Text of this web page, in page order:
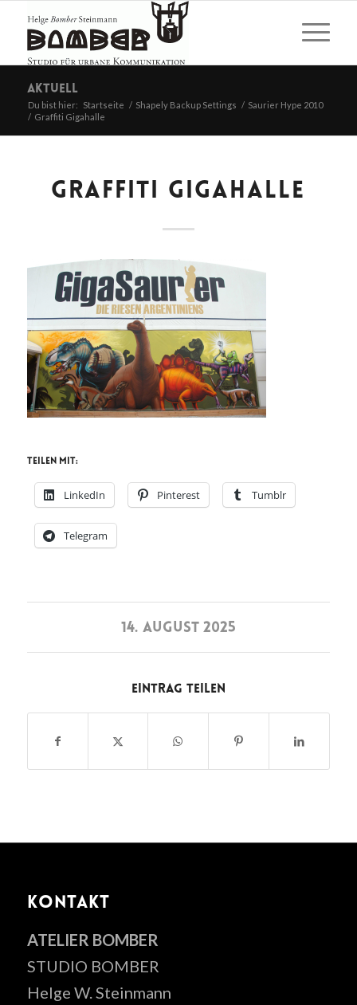
Aktuell
Du bist hier: Startseite / Shapely Backup Settings / Saurier Hype 2010
/ Graffiti Gigahalle
GRAFFITI GIGAHALLE
Teilen mit:
LinkedIn Pinterest Tumblr
Telegram
14. AUGUST 2025
Eintrag teilen
KONTAKT
ATELIER BOMBER
STUDIO BOMBER
Helge W. Steinmann